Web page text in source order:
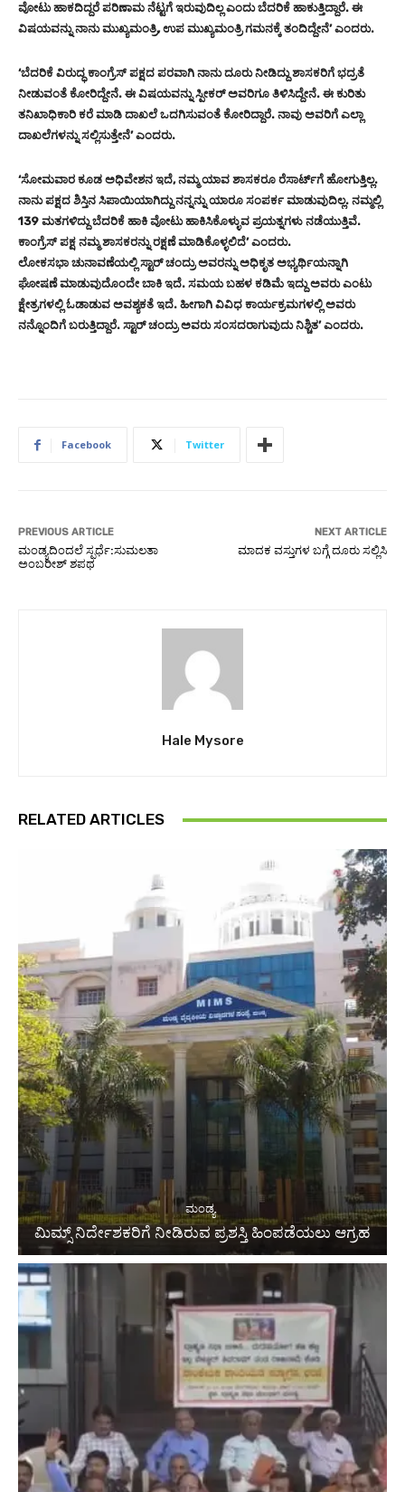
ವೋಟು ಹಾಕದಿದ್ದರೆ ಪರಿಣಾಮ ನೆಟ್ಟಗೆ ಇರುವುದಿಲ್ಲ ಎಂದು ಬೆದರಿಕೆ ಹಾಕುತ್ತಿದ್ದಾರೆ. ಈ
ವಿಷಯವನ್ನು ನಾನು ಮುಖ್ಯಮಂತ್ರಿ, ಉಪ ಮುಖ್ಯಮಂತ್ರಿ ಗಮನಕ್ಕೆ ತಂದಿದ್ದೇನೆ’ ಎಂದರು.
‘ಬೆದರಿಕೆ ವಿರುದ್ಧ ಕಾಂಗ್ರೆಸ್‌ ಪಕ್ಷದ ಪರವಾಗಿ ನಾನು ದೂರು ನೀಡಿದ್ದು ಶಾಸಕರಿಗೆ ಭದ್ರತೆ
ನೀಡುವಂತೆ ಕೋರಿದ್ದೇನೆ. ಈ ವಿಷಯವನ್ನು ಸ್ಪೀಕರ್‌ ಅವರಿಗೂ ತಿಳಿಸಿದ್ದೇನೆ. ಈ ಕುರಿತು
ತನಿಖಾಧಿಕಾರಿ ಕರೆ ಮಾಡಿ ದಾಖಲೆ ಒದಗಿಸುವಂತೆ ಕೋರಿದ್ದಾರೆ. ನಾವು ಅವರಿಗೆ ಎಲ್ಲಾ
ದಾಖಲೆಗಳನ್ನು ಸಲ್ಲಿಸುತ್ತೇನೆ’ ಎಂದರು.
‘ಸೋಮವಾರ ಕೂಡ ಅಧಿವೇಶನ ಇದೆ, ನಮ್ಮ ಯಾವ ಶಾಸಕರೂ ರೆಸಾರ್ಟ್‌ಗೆ ಹೋಗುತ್ತಿಲ್ಲ.
ನಾನು ಪಕ್ಷದ ಶಿಸ್ತಿನ ಸಿಪಾಯಿಯಾಗಿದ್ದು ನನ್ನನ್ನು ಯಾರೂ ಸಂಪರ್ಕ ಮಾಡುವುದಿಲ್ಲ. ನಮ್ಮಲ್ಲಿ
139 ಮತಗಳಿದ್ದು ಬೆದರಿಕೆ ಹಾಕಿ ವೋಟು ಹಾಕಿಸಿಕೊಳ್ಳುವ ಪ್ರಯತ್ನಗಳು ನಡೆಯುತ್ತಿವೆ.
ಕಾಂಗ್ರೆಸ್‌ ಪಕ್ಷ ನಮ್ಮ ಶಾಸಕರನ್ನು ರಕ್ಷಣೆ ಮಾಡಿಕೊಳ್ಳಲಿದೆ’ ಎಂದರು.
ಲೋಕಸಭಾ ಚುನಾವಣೆಯಲ್ಲಿ ಸ್ಟಾರ್‌ ಚಂದ್ರು ಅವರನ್ನು ಅಧಿಕೃತ ಅಭ್ಯರ್ಥಿಯನ್ನಾಗಿ
ಘೋಷಣೆ ಮಾಡುವುದೊಂದೇ ಬಾಕಿ ಇದೆ. ಸಮಯ ಬಹಳ ಕಡಿಮೆ ಇದ್ದು ಅವರು ಎಂಟು
ಕ್ಷೇತ್ರಗಳಲ್ಲಿ ಓಡಾಡುವ ಅವಶ್ಯಕತೆ ಇದೆ. ಹೀಗಾಗಿ ವಿವಿಧ ಕಾರ್ಯಕ್ರಮಗಳಲ್ಲಿ ಅವರು
ನನ್ನೊಂದಿಗೆ ಬರುತ್ತಿದ್ದಾರೆ. ಸ್ಟಾರ್‌ ಚಂದ್ರು ಅವರು ಸಂಸದರಾಗುವುದು ನಿಶ್ಚಿತ’ ಎಂದರು.
Facebook Twitter
PREVIOUS ARTICLE
ಮಂಡ್ಯದಿಂದಲೆ ಸ್ಪರ್ಧೆ:ಸುಮಲತಾ
ಅಂಬರೀಶ್ ಶಪಥ
NEXT ARTICLE
ಮಾದಕ ವಸ್ತುಗಳ ಬಗ್ಗೆ ದೂರು ಸಲ್ಲಿಸಿ
Hale Mysore
RELATED ARTICLES
ಮಂಡ್ಯ
ಮಿಮ್ಸ್ ನಿರ್ದೇಶಕರಿಗೆ ನೀಡಿರುವ ಪ್ರಶಸ್ತಿ ಹಿಂಪಡೆಯಲು ಆಗ್ರಹ